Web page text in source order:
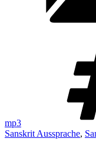
mp3
Sanskrit Aussprache,